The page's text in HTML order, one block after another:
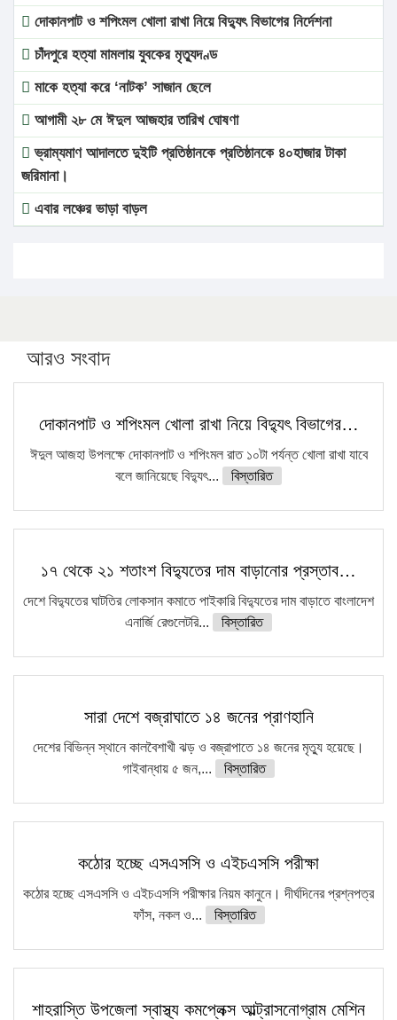
দোকানপাট ও শপিংমল খোলা রাখা নিয়ে বিদ্যুৎ বিভাগের নির্দেশনা
চাঁদপুরে হত্যা মামলায় যুবকের মৃত্যুদণ্ড
মাকে হত্যা করে ‘নাটক’ সাজান ছেলে
আগামী ২৮ মে ঈদুল আজহার তারিখ ঘোষণা
ভ্রাম্যমাণ আদালতে দুইটি প্রতিষ্ঠানকে প্রতিষ্ঠানকে ৪০হাজার টাকা
জরিমানা।
এবার লঞ্চের ভাড়া বাড়ল
সারা দেশে বজ্রাঘাতে ১৪ জনের প্রাণহানি
ফরিদগঞ্জে আগুনে পুড়লো ৬ ব্যবসা প্রতিষ্ঠান
আরও সংবাদ
দোকানপাট ও শপিংমল খোলা রাখা নিয়ে বিদ্যুৎ বিভাগের…
ঈদুল আজহা উপলক্ষে দোকানপাট ও শপিংমল রাত ১০টা পর্যন্ত খোলা রাখা যাবে
বলে জানিয়েছে বিদ্যুৎ...
বিস্তারিত
১৭ থেকে ২১ শতাংশ বিদ্যুতের দাম বাড়ানোর প্রস্তাব…
দেশে বিদ্যুতের ঘাটতির লোকসান কমাতে পাইকারি বিদ্যুতের দাম বাড়াতে বাংলাদেশ
এনার্জি রেগুলেটরি...
বিস্তারিত
সারা দেশে বজ্রাঘাতে ১৪ জনের প্রাণহানি
দেশের বিভিন্ন স্থানে কালবৈশাখী ঝড় ও বজ্রাপাতে ১৪ জনের মৃত্যু হয়েছে।
গাইবান্ধায় ৫ জন,...
বিস্তারিত
কঠোর হচ্ছে এসএসসি ও এইচএসসি পরীক্ষা
কঠোর হচ্ছে এসএসসি ও এইচএসসি পরীক্ষার নিয়ম কানুনে। দীর্ঘদিনের প্রশ্নপত্র
ফাঁস, নকল ও...
বিস্তারিত
শাহরাস্তি উপজেলা স্বাস্থ্য কমপ্লেক্স আল্ট্রাসনোগ্রাম মেশিন